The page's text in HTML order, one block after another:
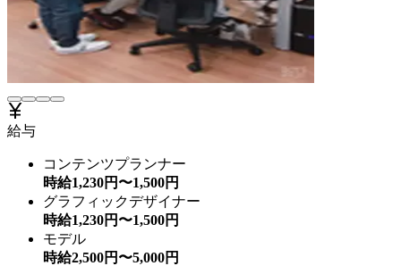
給与
コンテンツプランナー
時給1,230円〜1,500円
グラフィックデザイナー
時給1,230円〜1,500円
モデル
時給2,500円〜5,000円